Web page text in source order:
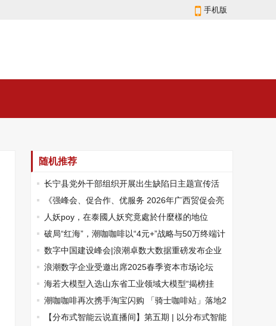
手机版
随机推荐
长宁县党外干部组织开展出生缺陷日主题宣传活
动
《强峰会、促合作、优服务 2026年广西贸促会亮
出年度工作“六张牌”》
人妖poy，在泰國人妖究竟處於什麼樣的地位
破局“红海”，潮咖咖啡以“4元+”战略与50万终端计
划重塑中国咖啡市场格局
数字中国建设峰会|浪潮卓数大数据重磅发布企业
尽调智能体、社会工作数字一体化平台
浪潮数字企业受邀出席2025春季资本市场论坛
海若大模型入选山东省工业领域大模型“揭榜挂
帅”攻关项目
潮咖咖啡再次携手淘宝闪购 「骑士咖啡站」落地2
0城43站 让职业保障更有温度
【分布式智能云说直播间】第五期 | 以分布式智能